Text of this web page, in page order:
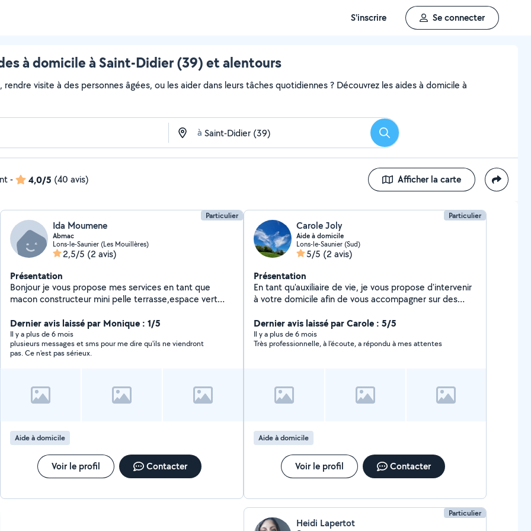
S'inscrire Se connecter
à domicile à Saint-Didier (39) et alentours
visite à des personnes âgées, ou les aider dans leurs tâches quotidiennes ? Découvrez les aides à domicile à
à Rechercher
- 4,0/5 (40 avis) Afficher la carte
Particulier
Ida Moumene
Abmac
Lons-le-Saunier (Les Mouillères)
2,5/5 (2 avis)
Présentation
Bonjour je vous propose mes services en tant que
macon constructeur mini pelle terrasse,espace vert
rapide et trés expérimenté .
Dernier avis laissé par Monique : 1/5
Il y a plus de 6 mois
plusieurs messages et sms pour me dire qu'ils ne viendront
pas. Ce n'est pas sérieux.
Aide à domicile
Voir le profil Contacter
Particulier
Carole Joly
Aide à domicile
Lons-le-Saunier (Sud)
5/5 (2 avis)
Présentation
En tant qu'auxiliaire de vie, je vous propose d'intervenir
à votre domicile afin de vous accompagner sur des
autonomie. Aide à la toilette, transferts, repas,
courses, repassage, ménage, en fonction de vos
besoins.
Dernier avis laissé par Carole : 5/5
Il y a plus de 6 mois
Très professionnelle, à l'écoute, a répondu à mes attentes
Aide à domicile
Voir le profil Contacter
Particulier
Heidi Lapertot